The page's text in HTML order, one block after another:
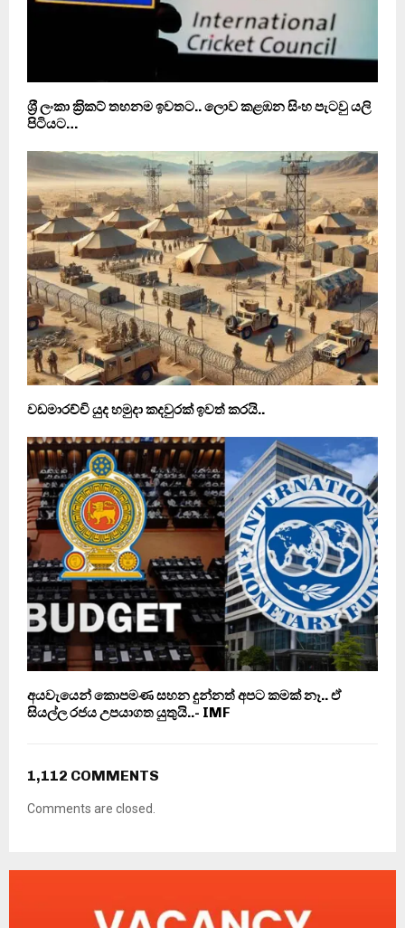
ශ‍්‍රී ලංකා ක‍්‍රිකට් තහනම ඉවතට.. ලොව කළඹන සිංහ පැටවු යලි
පිටියට…
වඩමාරච්චි යුද හමුදා කදවුරක් ඉවත් කරයි..
අයවැයෙන් කොපමණ සහන දුන්නත් අපට කමක් නෑ.. ඒ
සියල්ල රජය උපයාගත යුතුයි..- IMF
1,112 COMMENTS
Comments are closed.